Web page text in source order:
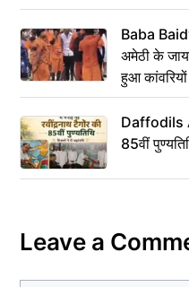
Baba
अमेठी के
हुआ
Daffodils
85वीं
Leave a